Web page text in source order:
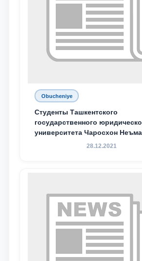
Obucheniye
Студенты Ташкентского
государственного
университета Чаросхон
Севдо Хакимходжаева,
специальной стипендии имени
Хадичи Сулеймановой.
28.12.2021